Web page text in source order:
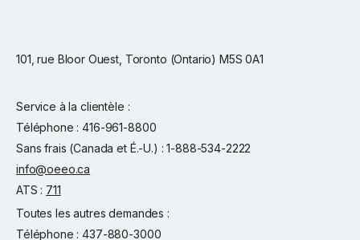
101, rue Bloor Ouest, Toronto (Ontario) M5S 0A1
Service à la clientèle :
Téléphone : 416-961-8800
Sans frais (Canada et É.-U.) : 1-888-534-2222
info@oeeo.ca
ATS : 711
Toutes les autres demandes :
Téléphone : 437-880-3000